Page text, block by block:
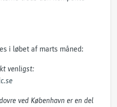
i løbet af marts måned:
venligst:
ved København er en del